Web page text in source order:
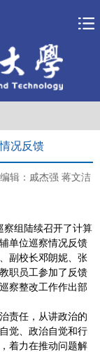
况反馈
辑：戚杰强 蒋文洁
察组陆续召开了计算
单位巡察情况反馈
副校长邓朗妮、张
职员工参加了反馈
察整改工作作出部
责任，从讲政治的
觉、 政治自觉和行
着力在推动问题解